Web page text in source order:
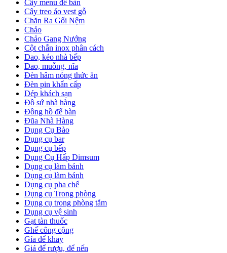
Cây menu để bàn
Cây treo áo vest gỗ
Chăn Ra Gối Nệm
Chảo
Chảo Gang Nướng
Cột chắn inox phân cách
Dao, kéo nhà bếp
Dao, muỗng, nĩa
Đèn hâm nóng thức ăn
Đèn pin khẩn cấp
Dép khách sạn
Đồ sứ nhà hàng
Đồng hồ để bàn
Đũa Nhà Hàng
Dụng Cụ Bào
Dụng cụ bar
Dụng cụ bếp
Dụng Cụ Hấp Dimsum
Dụng cụ làm bánh
Dụng cụ làm bánh
Dụng cụ pha chế
Dụng cụ Trong phòng
Dụng cụ trong phòng tắm
Dụng cụ vệ sinh
Gạt tàn thuốc
Ghế công cộng
Gía để khay
Giá để rượu, để nến